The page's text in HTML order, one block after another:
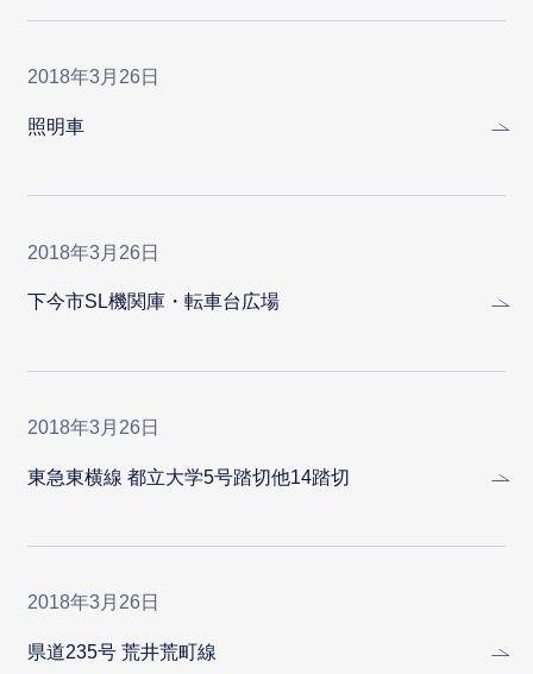
2018年3月26日
照明車
2018年3月26日
下今市SL機関庫・転車台広場
2018年3月26日
東急東横線 都立大学5号踏切他14踏切
2018年3月26日
県道235号 荒井荒町線